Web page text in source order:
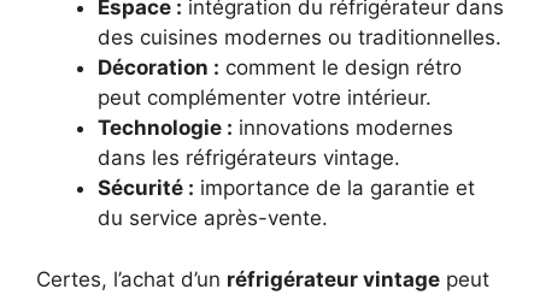
Espace : intégration du réfrigérateur dans
des cuisines modernes ou traditionnelles.
Décoration : comment le design rétro
peut complémenter votre intérieur.
Technologie : innovations modernes
dans les réfrigérateurs vintage.
Sécurité : importance de la garantie et
du service après-vente.
Certes, l’achat d’un réfrigérateur vintage peut